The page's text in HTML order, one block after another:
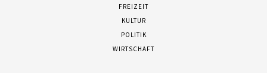
FREIZEIT
KULTUR
POLITIK
WIRTSCHAFT